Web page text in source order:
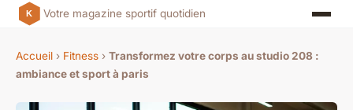
Votre magazine sportif quotidien
Accueil › Fitness › Transformez votre corps au studio 208 :
ambiance et sport à paris